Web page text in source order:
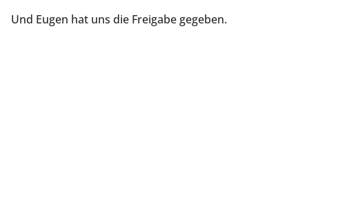
Und Eugen hat uns die Freigabe gegeben.